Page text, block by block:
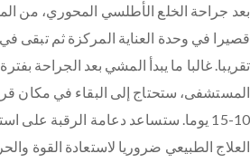
بعد جراحة الخلع الأطلسي المحوري، من
قصيرا في وحدة العناية المركزة ثم تبقى
تقريبا. غالبا ما يبدأ المشي بعد الجراحة
المستشفى، ستحتاج إلى البقاء في مكان
10-15 يوما. ستساعد دعامة الرقبة على
العلاج الطبيعي ضروريا لاستعادة القوة